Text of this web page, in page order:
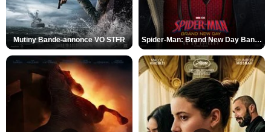
Mutiny Bande-annonce VO STFR Spider-Man: Brand New Day Bande-annonce VO STFR